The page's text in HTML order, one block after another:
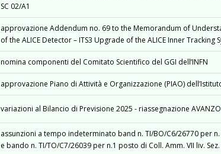
SC 02/A1
approvazione Addendum no. 69 to the Memorandum of
of the ALICE Detector – ITS3 Upgrade of the ALICE Inner Tracking
nomina componenti del Comitato Scientifico del GGI dell’INFN
approvazione Piano di Attività e Organizzazione (PIAO)
variazioni al Bilancio di Previsione 2025 - riassegnazione
assunzioni a tempo indeterminato band n. TI/BO/C6/26770 per n.
e bando n. TI/TO/C7/26039 per n.1 posto di Coll. Amm. VII liv.